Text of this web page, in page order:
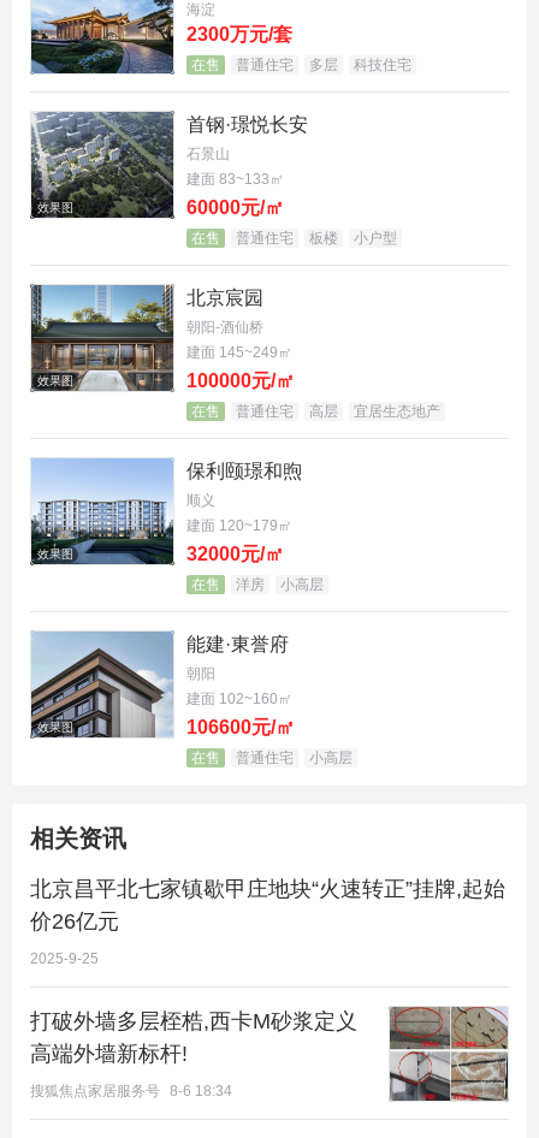
海淀
2300万元/套
在售 普通住宅 多层 科技住宅
效果图
首钢·璟悦长安
石景山
建面 83~133㎡
60000元/㎡
在售 普通住宅 板楼 小户型
效果图
北京宸园
朝阳-酒仙桥
建面 145~249㎡
100000元/㎡
在售 普通住宅 高层 宜居生态地产
效果图
保利颐璟和煦
顺义
建面 120~179㎡
32000元/㎡
在售 洋房 小高层
效果图
能建·東誉府
朝阳
建面 102~160㎡
106600元/㎡
在售 普通住宅 小高层
相关资讯
北京昌平北七家镇歇甲庄地块“火速转正”挂牌,起始
价26亿元
2025-9-25
打破外墙多层桎梏,西卡M砂浆定义
高端外墙新标杆!
搜狐焦点家居服务号 8-6 18:34